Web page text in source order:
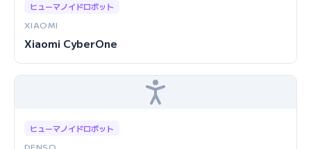
ヒューマノイドロボット
XIAOMI
Xiaomi CyberOne
ヒューマノイドロボット
DENSO